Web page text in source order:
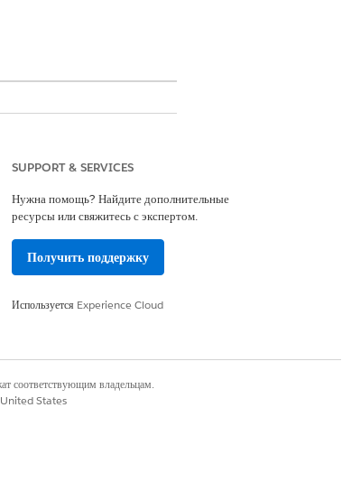
и настройка
настройки и
взаимодействий,
SUPPORT & SERVICES
Нужна помощь? Найдите дополнительные
ресурсы или свяжитесь с экспертом.
Получить поддержку
Используется Experience Cloud
соответствующим владельцам.
States